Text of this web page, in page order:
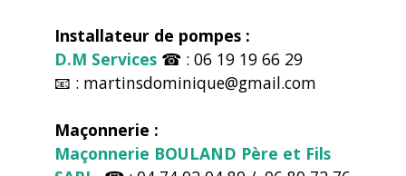
Installateur de pompes :
D.M Services ☎ : 06 19 19 66 29
📧 : martinsdominique@gmail.com
Maçonnerie :
Maçonnerie BOULAND Père et Fils